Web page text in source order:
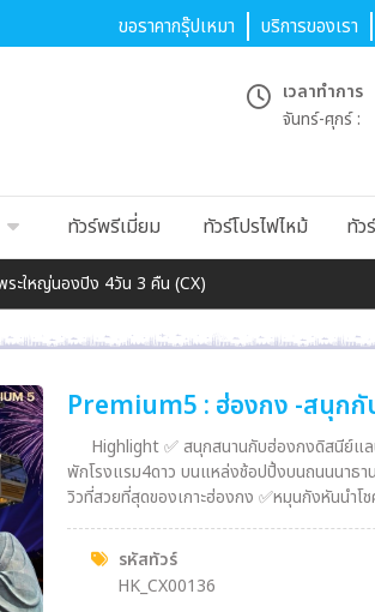
ขอราคากรุ๊ปเหมา บริการของเรา
เวลาทำการ
จันทร์-ศุกร์ :
ทัวร์พรีเมี่ยม ทัวร์โปรไฟไหม้ ทัว
ะใหญ่นองปิง 4วัน 3 คืน (CX)
Premium5 : ฮ่องกง -สนุก
Highlight ✅ สนุกสนานกับฮ่องกงดิสนีย์แ
พักโรงแรม4ดาว บนแหล่งช้อปปิ้งบนถนนนาธ
วิวที่สวยที่สุดของเกาะฮ่องกง ✅หมุนกังหันนำ
ต้าเซียน ✅อาหารเลิศรส 5 มื้อ พิเศษ! ห่านย่า
รหัสทัวร์
HK_CX00136